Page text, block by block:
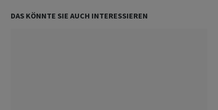
DAS KÖNNTE SIE AUCH INTERESSIEREN